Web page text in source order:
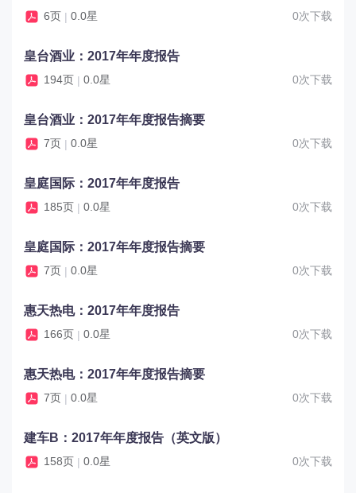
6页 | 0.0星 0次下载
皇台酒业：2017年年度报告
194页 | 0.0星 0次下载
皇台酒业：2017年年度报告摘要
7页 | 0.0星 0次下载
皇庭国际：2017年年度报告
185页 | 0.0星 0次下载
皇庭国际：2017年年度报告摘要
7页 | 0.0星 0次下载
惠天热电：2017年年度报告
166页 | 0.0星 0次下载
惠天热电：2017年年度报告摘要
7页 | 0.0星 0次下载
建车B：2017年年度报告（英文版）
158页 | 0.0星 0次下载